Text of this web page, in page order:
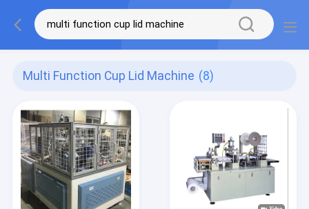
Multi Function Cup Lid Machine (8)